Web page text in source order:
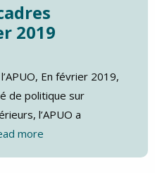
2019
En février 2019,
de politique sur
l’APUO a
more